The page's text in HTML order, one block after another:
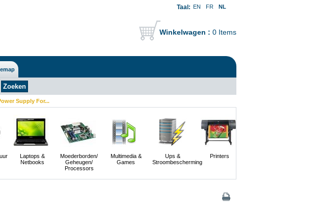
Taal: EN FR
NL
Winkelwagen : 0 Items
Supply For...
Laptops &
Netbooks
Moederborden/
Geheugen/
Processors
Multimedia &
Games
Ups &
Stroombescherming
Printers